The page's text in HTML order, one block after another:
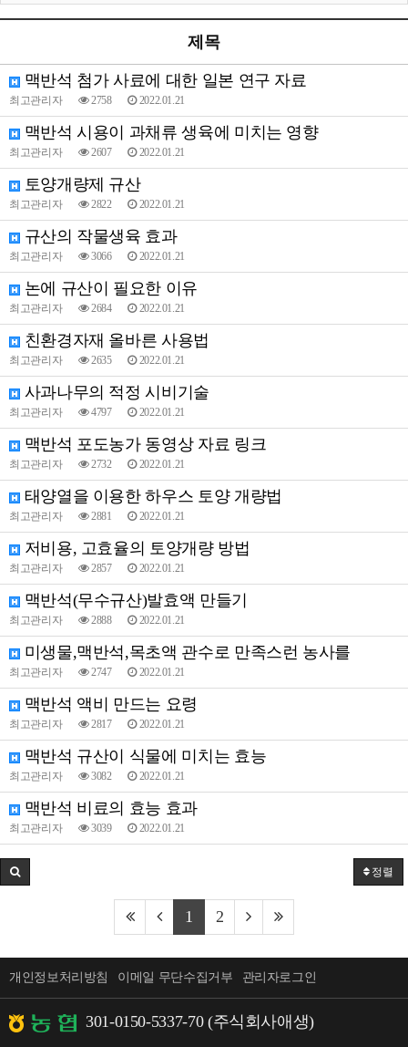
제목
맥반석 첨가 사료에 대한 일본 연구 자료
최고관리자 2758 2022.01.21
맥반석 시용이 과채류 생육에 미치는 영향
최고관리자 2607 2022.01.21
토양개량제 규산
최고관리자 2822 2022.01.21
규산의 작물생육 효과
최고관리자 3066 2022.01.21
논에 규산이 필요한 이유
최고관리자 2684 2022.01.21
친환경자재 올바른 사용법
최고관리자 2635 2022.01.21
사과나무의 적정 시비기술
최고관리자 4797 2022.01.21
맥반석 포도농가 동영상 자료 링크
최고관리자 2732 2022.01.21
태양열을 이용한 하우스 토양 개량법
최고관리자 2881 2022.01.21
저비용, 고효율의 토양개량 방법
최고관리자 2857 2022.01.21
맥반석(무수규산)발효액 만들기
최고관리자 2888 2022.01.21
미생물,맥반석,목초액 관수로 만족스런 농사를
최고관리자 2747 2022.01.21
맥반석 액비 만드는 요령
최고관리자 2817 2022.01.21
맥반석 규산이 식물에 미치는 효능
최고관리자 3082 2022.01.21
맥반석 비료의 효능 효과
최고관리자 3039 2022.01.21
정렬
1 2
개인정보처리방침 이메일 무단수집거부 관리자로그인
301-0150-5337-70 (주식회사애생)